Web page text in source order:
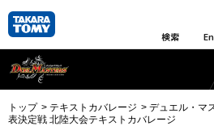
検索
トップ テキストカバレージ
デュエル・マ
表決定戦 北陸大会テキストカバレージ